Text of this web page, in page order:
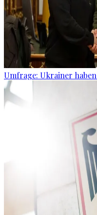
Umfrage: Ukrainer